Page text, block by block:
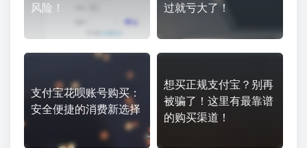
风险！
过就亏大了！
支付宝花呗账号购买：
安全便捷的消费新选择
想买正规支付宝？别再
被骗了！这里有最靠谱
的购买渠道！